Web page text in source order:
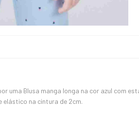
uma Blusa manga longa na cor azul com
elástico na cintura de 2cm.